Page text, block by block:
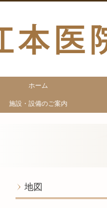
ホーム
施設・設備のご案内
地図